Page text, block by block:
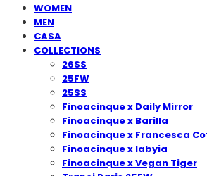
WOMEN
MEN
CASA
COLLECTIONS
26SS
25FW
25SS
Finoacinque x Daily Mirror
Finoacinque x Barilla
Finoacinque x Francesca
Finoacinque x Iabyia
Finoacinque x Vegan Tiger